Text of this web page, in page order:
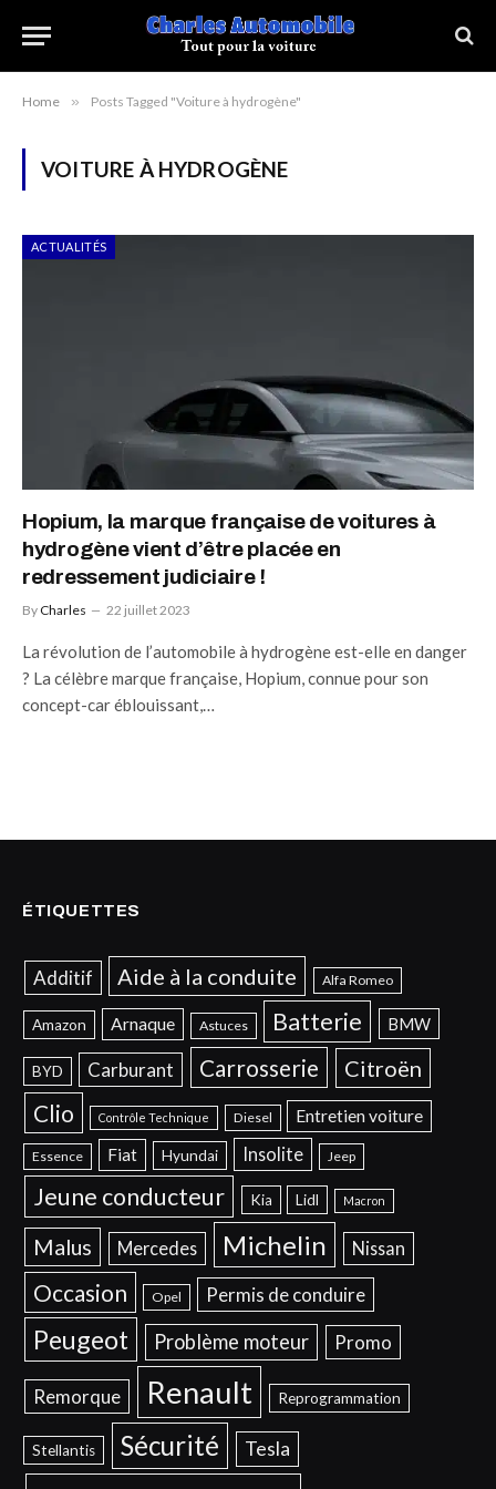
Home » Posts Tagged "Voiture à hydrogène"
VOITURE À HYDROGÈNE
ACTUALITÉS
Hopium, la marque française de voitures à
hydrogène vient d’être placée en
redressement judiciaire !
By Charles 22 juillet 2023
La révolution de l’automobile à hydrogène est-elle en danger
? La célèbre marque française, Hopium, connue pour son
concept-car éblouissant,…
ÉTIQUETTES
Additif Aide à la conduite Alfa Romeo
Amazon Arnaque Astuces Batterie BMW
BYD Carburant Carrosserie Citroën
Clio Contrôle Technique Diesel Entretien voiture
Essence Fiat Hyundai Insolite Jeep
Jeune conducteur Kia Lidl Macron
Malus Mercedes Michelin Nissan
Occasion Opel Permis de conduire
Peugeot Problème moteur Promo
Remorque Renault Reprogrammation
Stellantis Sécurité Tesla